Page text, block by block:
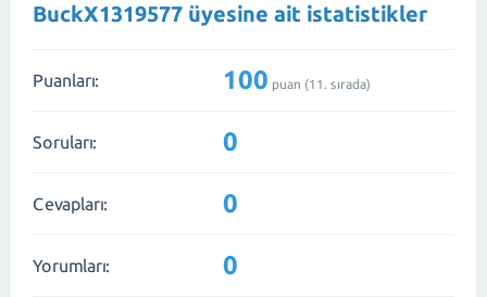
BuckX1319577 üyesine ait istatistikler
Puanları: 100 puan (11 . sırada)
Soruları: 0
Cevapları: 0
Yorumları: 0